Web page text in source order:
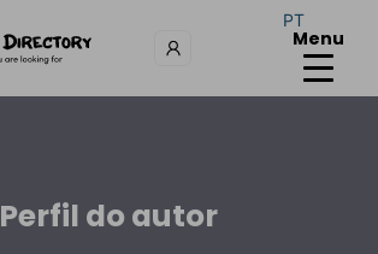
Menu
Perfil do autor
PT